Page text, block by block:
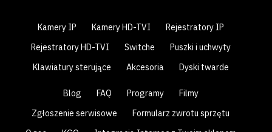
Kamery IP Kamery HD-TVI
Rejestratory IP
Rejestratory HD-TVI
Switche
Puszki i uchwyty
Klawiatury sterujące
Akcesoria Dyski twarde
Blog FAQ Programy
Filmy
Zgłoszenie serwisowe
Formularz zwrotu sprzętu